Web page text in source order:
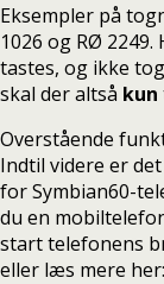
Eksempler på
1026 og RØ
tastes, og ikke
skal der altså kun
Overstående
Indtil videre er
for Symbian60-
du en
start telefonens
eller læs mere her: